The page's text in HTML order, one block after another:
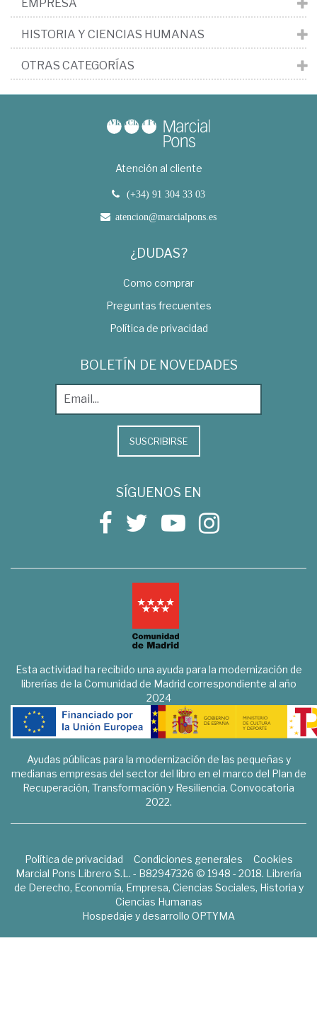
EMPRESA
HISTORIA Y CIENCIAS HUMANAS
OTRAS CATEGORÍAS
Atención al cliente
(+34) 91 304 33 03
atencion@marcialpons.es
¿DUDAS?
Como comprar
Preguntas frecuentes
Política de privacidad
BOLETÍN DE NOVEDADES
SUSCRIBIRSE
SÍGUENOS EN
Esta actividad ha recibido una ayuda para la modernización de
librerías de la Comunidad de Madrid correspondiente al año
2024
Ayudas públicas para la modernización de las pequeñas y
medianas empresas del sector del libro en el marco del Plan de
Recuperación, Transformación y Resiliencia. Convocatoria
2022.
Política de privacidad Condiciones generales
Cookies
Marcial Pons Librero S.L. - B82947326 © 1948 - 2018. Librería
de Derecho, Economía, Empresa, Ciencias Sociales, Historia y
Ciencias Humanas
Hospedaje y desarrollo OPTYMA